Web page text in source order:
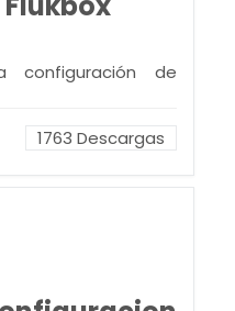
configuración de
1763 Descargas